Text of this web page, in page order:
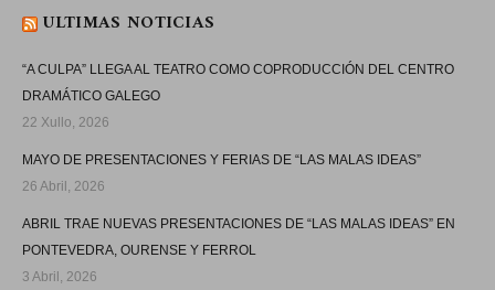
ULTIMAS NOTICIAS
“A CULPA” LLEGA AL TEATRO COMO COPRODUCCIÓN DEL CENTRO
DRAMÁTICO GALEGO
22 Xullo, 2026
MAYO DE PRESENTACIONES Y FERIAS DE “LAS MALAS IDEAS”
26 Abril, 2026
ABRIL TRAE NUEVAS PRESENTACIONES DE “LAS MALAS IDEAS” EN
PONTEVEDRA, OURENSE Y FERROL
3 Abril, 2026